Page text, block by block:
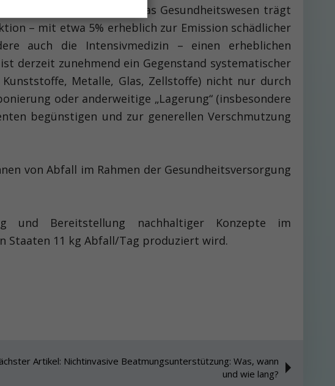
und Gesellschaft. Das Gesundheitswesen trägt
– mit etwa 5% erheblich zur Emission schädlicher
auch die Intensivmedizin – einen erheblichen
derzeit zunehmend ein Gegenstand systematischer
­Metalle, Glas, Zellstoffe) nicht nur durch
oder anderweitige „Lagerung“ (insbesondere
begünstigen und zur generellen Verschmutzung
von Abfall im Rahmen der Gesundheitsversorgung
und Bereitstellung nachhaltiger Konzepte im
Staaten 11 kg Abfall/Tag produziert wird.
Artikel: Nichtinvasive Beatmungsunterstützung: Was, wann
und wie lang?